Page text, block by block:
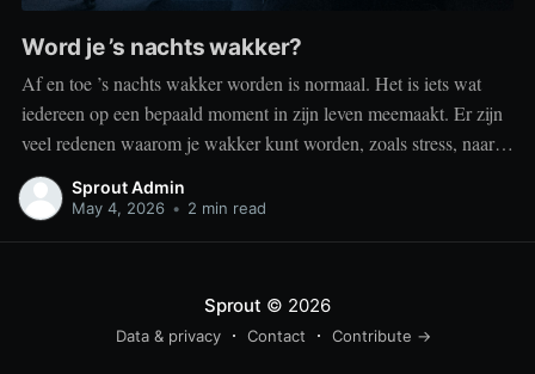
Word je ’s nachts wakker?
Af en toe ’s nachts wakker worden is normaal. Het is iets wat
iedereen op een bepaald moment in zijn leven meemaakt. Er zijn
veel redenen waarom je wakker kunt worden, zoals stress, naar
het toilet moeten, je omgeving of medische aandoeningen die je
slaap beïnvloeden. Dit is geen probleem
Sprout Admin
May 4, 2026 • 2 min read
Sprout © 2026
Data & privacy Contact Contribute →